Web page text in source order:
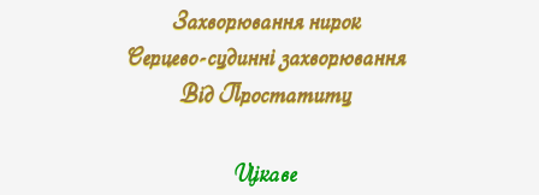
Захворювання нирок
Серцево-судинні захворювання
Від Простатиту
Цікаве